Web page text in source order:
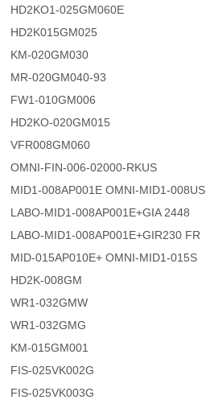
HD2KO1-025GM060E
HD2K015GM025
KM-020GM030
MR-020GM040-93
FW1-010GM006
HD2KO-020GM015
VFR008GM060
OMNI-FIN-006-02000-RKUS
MID1-008AP001E OMNI-MID1-008US
LABO-MID1-008AP001E+GIA 2448
LABO-MID1-008AP001E+GIR230 FR
MID-015AP010E+ OMNI-MID1-015S
HD2K-008GM
WR1-032GMW
WR1-032GMG
KM-015GM001
FIS-025VK002G
FIS-025VK003G